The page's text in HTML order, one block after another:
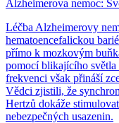
Alzheimerova nemoc:
Léčba Alzheimerovy
hematoencefalickou
přímo k mozkovým
pomocí blikajícího
frekvenci však přináší
Vědci zjistili, že
Hertzů dokáže
nebezpečných usazenin.